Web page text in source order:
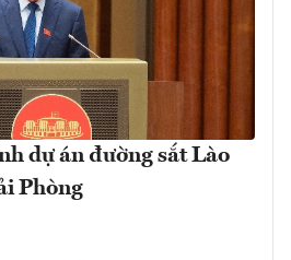
dự án đường sắt Lào
Phòng